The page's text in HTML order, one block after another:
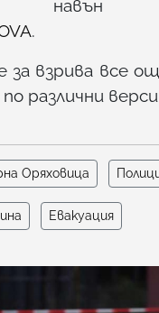
навън
.
за взрива все
различни
Оряховица
Евакуация